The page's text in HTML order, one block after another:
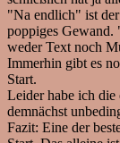
"Na endlich" ist
poppiges Gewand.
weder Text noch
Immerhin gibt es
Start.
Leider habe ich die
demnächst
Fazit: Eine der